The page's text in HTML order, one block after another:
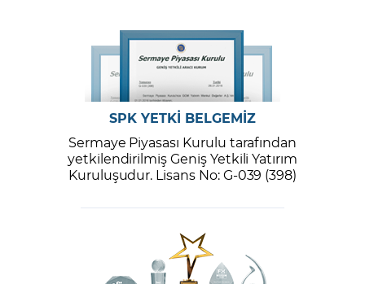
SPK YETKİ BELGEMİZ
Sermaye Piyasası Kurulu tarafından
yetkilendirilmiş Geniş Yetkili Yatırım
Kuruluşudur. Lisans No: G-039 (398)